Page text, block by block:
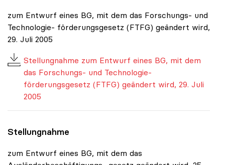
zum Entwurf eines BG, mit dem das Forschungs- und
Technologie- förderungsgesetz (FTFG) geändert wird,
29. Juli 2005
Stellungnahme zum Entwurf eines BG, mit dem
das Forschungs- und Technologie-
förderungsgesetz (FTFG) geändert wird, 29. Juli
2005
Stellungnahme
zum Entwurf eines BG, mit dem das